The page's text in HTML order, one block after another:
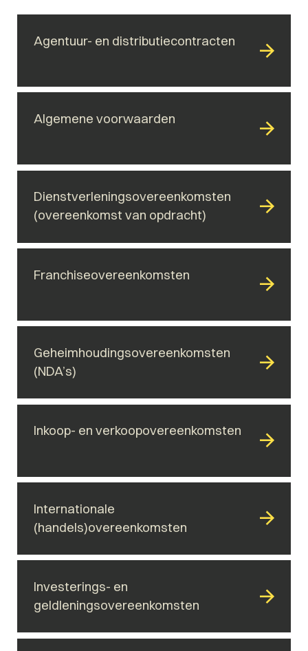
Agentuur- en distributiecontracten
Algemene voorwaarden
Dienstverleningsovereenkomsten
(overeenkomst van opdracht)
Franchiseovereenkomsten
Geheimhoudingsovereenkomsten
(NDA’s)
Inkoop- en verkoopovereenkomsten
Internationale
(handels)overeenkomsten
Investerings- en
geldleningsovereenkomsten